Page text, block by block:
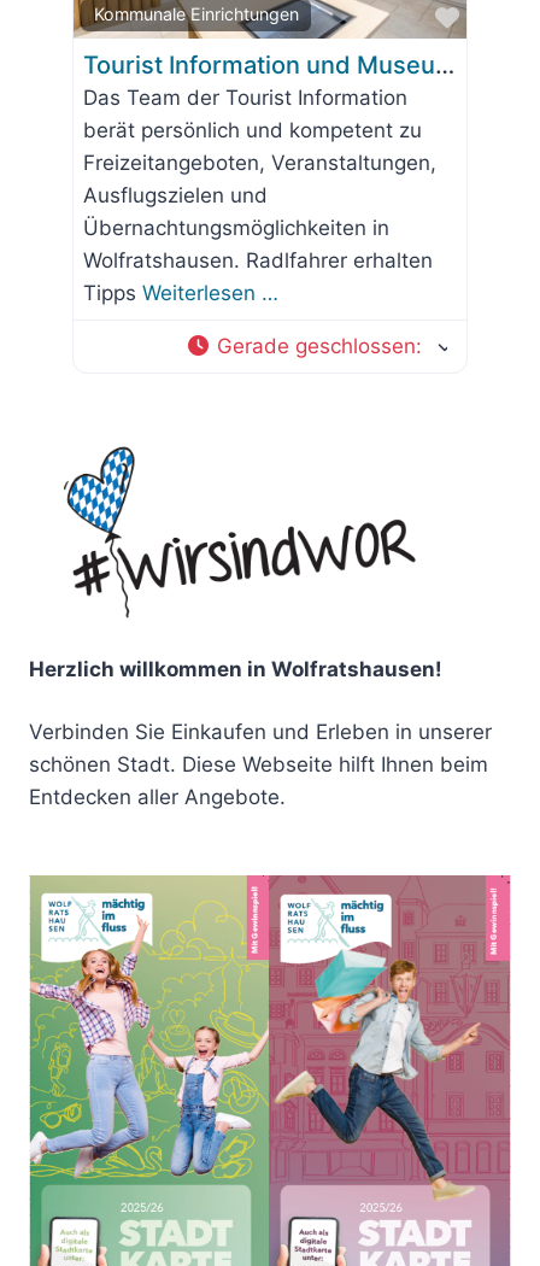
Kommunale Einrichtungen
Favorit
Tourist Information und Museum Wolfratshausen
Das Team der Tourist Information
berät persönlich und kompetent zu
Freizeitangeboten, Veranstaltungen,
Ausflugszielen und
Übernachtungsmöglichkeiten in
Wolfratshausen. Radlfahrer erhalten
Tipps Weiterlesen …
Gerade geschlossen:
Herzlich willkommen in Wolfratshausen!
Verbinden Sie Einkaufen und Erleben in unserer
schönen Stadt. Diese Webseite hilft Ihnen beim
Entdecken aller Angebote.